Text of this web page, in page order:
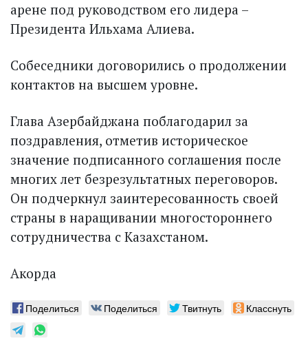
арене под руководством его лидера –
Президента Ильхама Алиева.
Собеседники договорились о продолжении
контактов на высшем уровне.
Глава Азербайджана поблагодарил за
поздравления, отметив историческое
значение подписанного соглашения после
многих лет безрезультатных переговоров.
Он подчеркнул заинтересованность своей
страны в наращивании многостороннего
сотрудничества с Казахстаном.
Акорда
Поделиться Поделиться Твитнуть Класснуть